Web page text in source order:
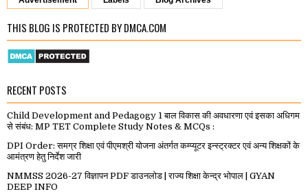
THIS BLOG IS PROTECTED BY DMCA.COM
RECENT POSTS
Child Development and Pedagogy 1 बाल विकास की अवधारणा एवं इसका अधिगम
से संबंध: MP TET Complete Study Notes & MCQs :
DPI Order: समग्र शिक्षा एवं पीएमश्री योजना अंतर्गत कम्प्यूटर इन्स्ट्रक्टर एवं अन्य शिक्षकों के
आमंत्रण हेतु निर्देश जारी
NMMSS 2026-27 विज्ञापन PDF डाउनलोड | राज्य शिक्षा केन्द्र भोपाल | GYAN
DEEP INFO